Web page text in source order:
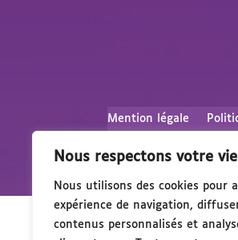
Nous respectons votre
Nous utilisons des cookies pour
expérience de navigation,
contenus personnalisés et
Mention légale